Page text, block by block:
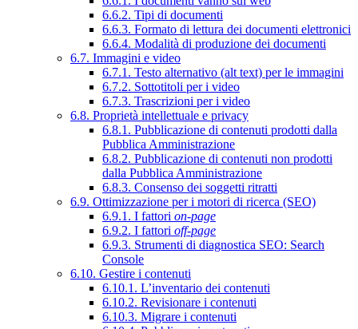
6.6.2. Tipi di documenti
6.6.3. Formato di lettura dei documenti elettronici
6.6.4. Modalità di produzione dei documenti
6.7. Immagini e video
6.7.1. Testo alternativo (alt text) per le immagini
6.7.2. Sottotitoli per i video
6.7.3. Trascrizioni per i video
6.8. Proprietà intellettuale e privacy
6.8.1. Pubblicazione di contenuti prodotti dalla
Pubblica Amministrazione
6.8.2. Pubblicazione di contenuti non prodotti
dalla Pubblica Amministrazione
6.8.3. Consenso dei soggetti ritratti
6.9. Ottimizzazione per i motori di ricerca (SEO)
6.9.1. I fattori on-page
6.9.2. I fattori off-page
6.9.3. Strumenti di diagnostica SEO: Search
Console
6.10. Gestire i contenuti
6.10.1. L’inventario dei contenuti
6.10.2. Revisionare i contenuti
6.10.3. Migrare i contenuti